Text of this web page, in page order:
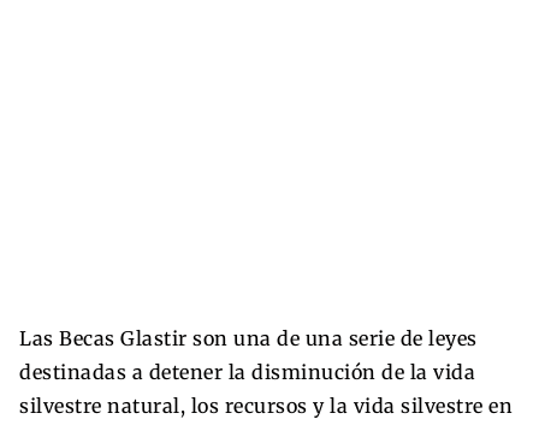
Las Becas Glastir son una de una serie de leyes
destinadas a detener la disminución de la vida
silvestre natural, los recursos y la vida silvestre en